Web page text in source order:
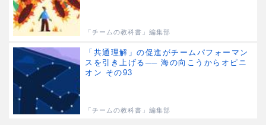
「チームの教科書」編集部
「共通理解」の促進がチームパフォーマン
スを引き上げる── 海の向こうからオピニ
オン その93
「チームの教科書」編集部